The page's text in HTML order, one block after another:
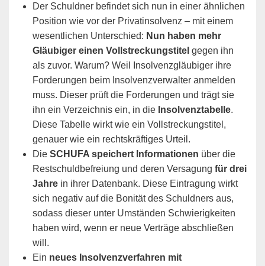
Der Schuldner befindet sich nun in einer ähnlichen
Position wie vor der Privatinsolvenz – mit einem
wesentlichen Unterschied: Nun haben mehr
Gläubiger einen Vollstreckungstitel gegen ihn
als zuvor. Warum? Weil Insolvenzgläubiger ihre
Forderungen beim Insolvenzverwalter anmelden
muss. Dieser prüft die Forderungen und trägt sie
ihn ein Verzeichnis ein, in die Insolvenztabelle.
Diese Tabelle wirkt wie ein Vollstreckungstitel,
genauer wie ein rechtskräftiges Urteil.
Die SCHUFA speichert Informationen über die
Restschuldbefreiung und deren Versagung für drei
Jahre in ihrer Datenbank. Diese Eintragung wirkt
sich negativ auf die Bonität des Schuldners aus,
sodass dieser unter Umständen Schwierigkeiten
haben wird, wenn er neue Verträge abschließen
will.
Ein neues Insolvenzverfahren mit